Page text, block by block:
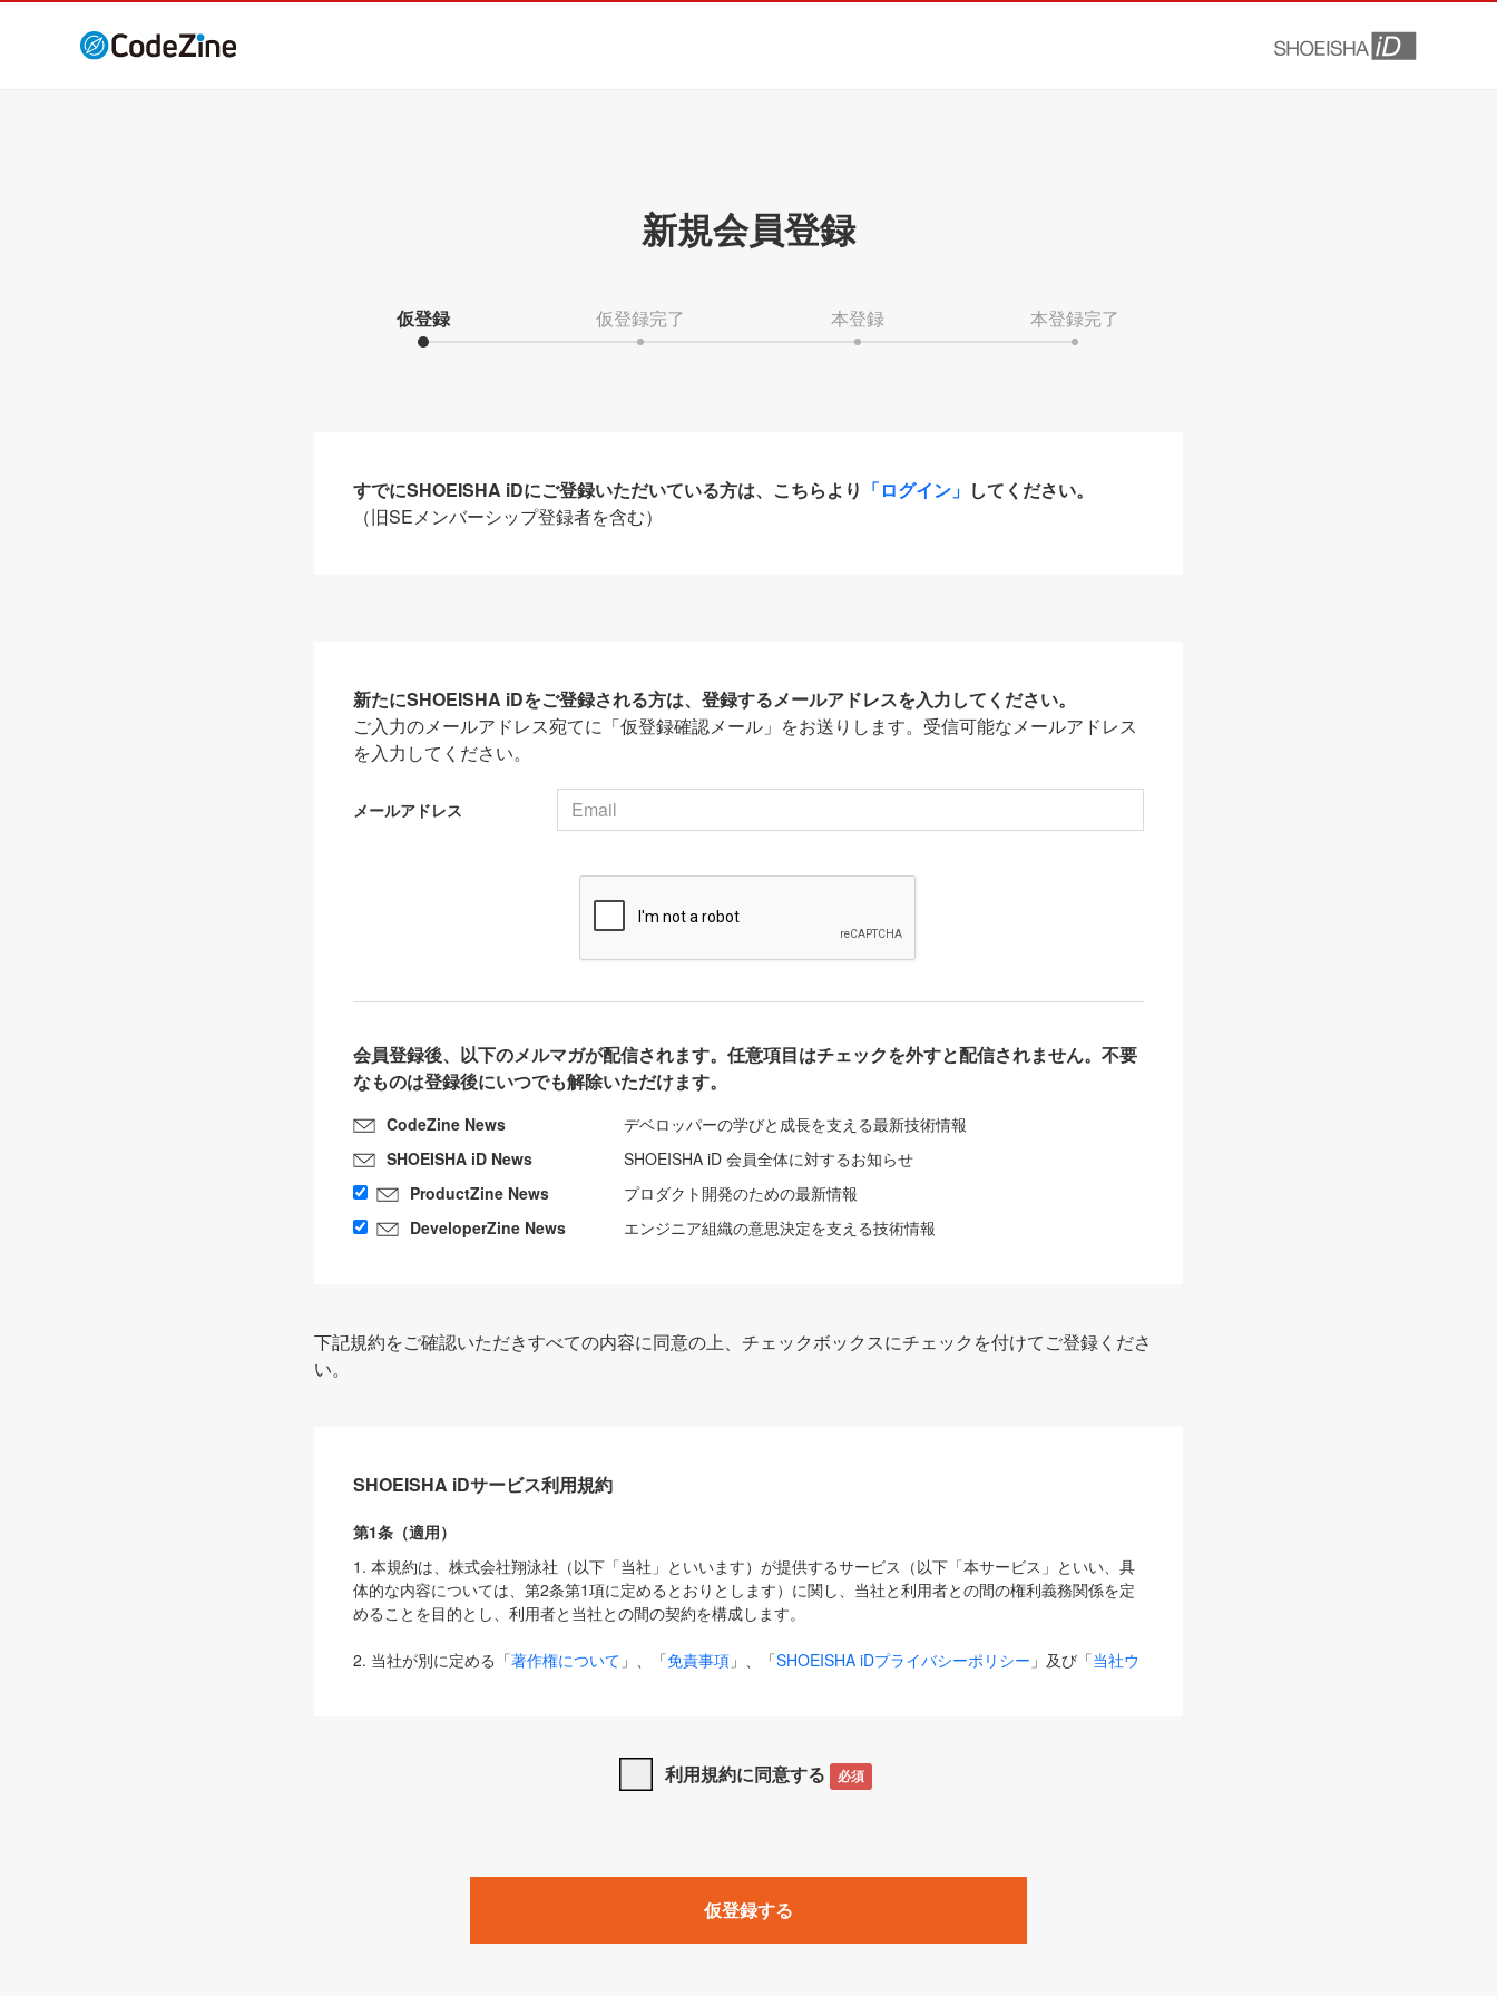
新規会員登録
仮登録 仮登録完了 本登録 本登録完了
すでにSHOEISHA iDにご登録いただいている方は、こちらより 「ログイン」 してください。
（旧SEメンバーシップ登録者を含む）
新たにSHOEISHA iDをご登録される方は、登録するメールアドレスを入力してください。
ご入力のメールアドレス宛てに「仮登録確認メール」をお送りします。受信可能なメールアドレス
を入力してください。
メールアドレス
会員登録後、以下のメルマガが配信されます。任意項目はチェックを外すと配信されません。不要
なものは登録後にいつでも解除いただけます。
CodeZine News
デベロッパーの学びと成長を支える最新技術情報
SHOEISHA iD News
SHOEISHA iD 会員全体に対するお知らせ
ProductZine News
プロダクト開発のための最新情報
DeveloperZine News
エンジニア組織の意思決定を支える技術情報
下記規約をご確認いただきすべての内容に同意の上、チェックボックスにチェックを付けてご登録くださ
い。
SHOEISHA iDサービス利用規約
第1条（適用）
1. 本規約は、株式会社翔泳社（以下「当社」といいます）が提供するサービス（以下「本サービス」といい、具
体的な内容については、第2条第1項に定めるとおりとします）に関し、当社と利用者との間の権利義務関係を定
めることを目的とし、利用者と当社との間の契約を構成します。
2. 当社が別に定める「著作権について 」、「免責事項 」、「SHOEISHA iDプライバシーポリシー 」及び「当社ウ
は、本規約の規定が優先して適用されるものとします。
1. 「本サービス」とは、当社が提供する以下のサービス（名称や内容が変更された場合、変更後のサービスを含
みます）及びこれらサービスに関連して当社が実施するイベントやキャンペーンをいいます。
「SEBook」「SEShop」「CodeZine」「MarkeZine」「EnterpriseZine」「ECzine」「Biz/Zine」「HRzine」
利用規約に同意する 必須
仮登録する